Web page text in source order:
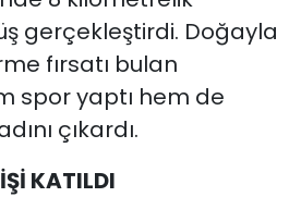
gerçekleştirdi. Doğayla
fırsatı bulan
spor yaptı hem de
çıkardı.
KATILDI